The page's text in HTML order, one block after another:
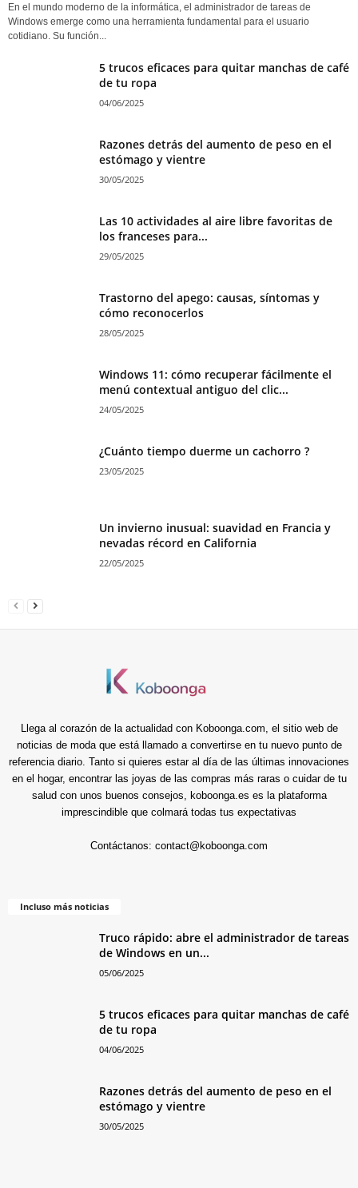
En el mundo moderno de la informática, el administrador de tareas de
Windows emerge como una herramienta fundamental para el usuario
cotidiano. Su función...
5 trucos eficaces para quitar manchas de café
de tu ropa
04/06/2025
Razones detrás del aumento de peso en el
estómago y vientre
30/05/2025
Las 10 actividades al aire libre favoritas de
los franceses para...
29/05/2025
Trastorno del apego: causas, síntomas y
cómo reconocerlos
28/05/2025
Windows 11: cómo recuperar fácilmente el
menú contextual antiguo del clic...
24/05/2025
¿Cuánto tiempo duerme un cachorro ?
23/05/2025
Un invierno inusual: suavidad en Francia y
nevadas récord en California
22/05/2025
Llega al corazón de la actualidad con Koboonga.com, el sitio web de
noticias de moda que está llamado a convertirse en tu nuevo punto de
referencia diario. Tanto si quieres estar al día de las últimas innovaciones
en el hogar, encontrar las joyas de las compras más raras o cuidar de tu
salud con unos buenos consejos, koboonga.es es la plataforma
imprescindible que colmará todas tus expectativas
Contáctanos: contact@koboonga.com
Incluso más noticias
Truco rápido: abre el administrador de tareas
de Windows en un...
05/06/2025
5 trucos eficaces para quitar manchas de café
de tu ropa
04/06/2025
Razones detrás del aumento de peso en el
estómago y vientre
30/05/2025